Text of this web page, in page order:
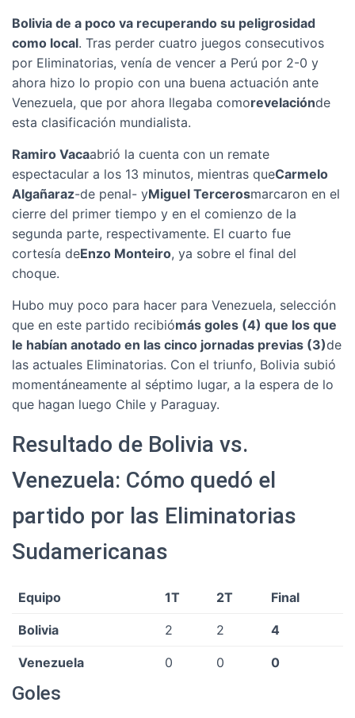
Bolivia de a poco va recuperando su peligrosidad
como local. Tras perder cuatro juegos consecutivos
por Eliminatorias, venía de vencer a Perú por 2-0 y
ahora hizo lo propio con una buena actuación ante
Venezuela, que por ahora llegaba comorevelaciónde
esta clasificación mundialista.
Ramiro Vacaabrió la cuenta con un remate
espectacular a los 13 minutos, mientras queCarmelo
Algañaraz-de penal- yMiguel Tercerosmarcaron en el
cierre del primer tiempo y en el comienzo de la
segunda parte, respectivamente. El cuarto fue
cortesía deEnzo Monteiro, ya sobre el final del
choque.
Hubo muy poco para hacer para Venezuela, selección
que en este partido recibiómás goles (4) que los que
le habían anotado en las cinco jornadas previas (3)de
las actuales Eliminatorias. Con el triunfo, Bolivia subió
momentáneamente al séptimo lugar, a la espera de lo
que hagan luego Chile y Paraguay.
Resultado de Bolivia vs.
Venezuela: Cómo quedó el
partido por las Eliminatorias
Sudamericanas
Equipo 1T 2T Final
Bolivia 2 2 4
Venezuela 0 0 0
Goles